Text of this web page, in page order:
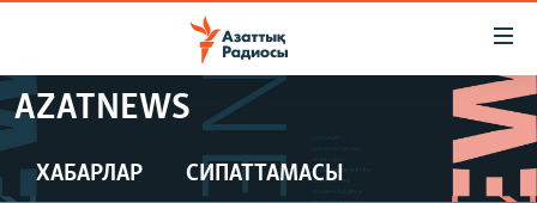
Skip
to
main
content
САЯСАТ
AZATNEWS
ХАБАРЛАР СИПАТТАМАСЫ